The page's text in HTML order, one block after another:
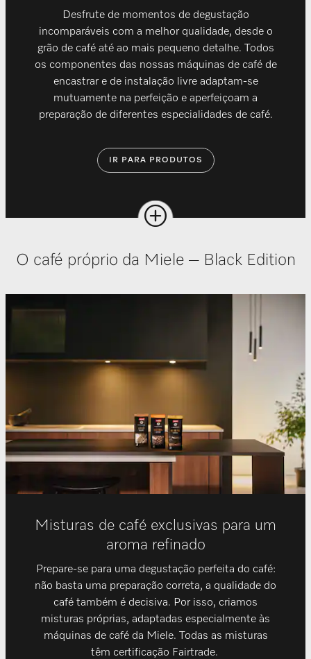
Desfrute de momentos de degustação
incomparáveis com a melhor qualidade, desde o
grão de café até ao mais pequeno detalhe. Todos
os componentes das nossas máquinas de café de
encastrar e de instalação livre adaptam-se
mutuamente na perfeição e aperfeiçoam a
preparação de diferentes especialidades de café.
IR PARA PRODUTOS
O café próprio da Miele – Black Edition
Misturas de café exclusivas para um
aroma refinado
Prepare-se para uma degustação perfeita do café:
não basta uma preparação correta, a qualidade do
café também é decisiva. Por isso, criamos
misturas próprias, adaptadas especialmente às
máquinas de café da Miele. Todas as misturas
têm certificação Fairtrade.